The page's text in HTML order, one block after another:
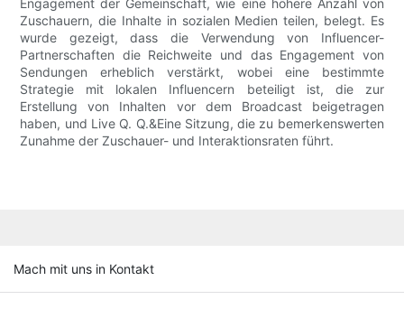
Engagement der Gemeinschaft, wie eine höhere Anzahl von
Zuschauern, die Inhalte in sozialen Medien teilen, belegt. Es
wurde gezeigt, dass die Verwendung von Influencer-
Partnerschaften die Reichweite und das Engagement von
Sendungen erheblich verstärkt, wobei eine bestimmte
Strategie mit lokalen Influencern beteiligt ist, die zur
Erstellung von Inhalten vor dem Broadcast beigetragen
haben, und Live Q. Q.&Eine Sitzung, die zu bemerkenswerten
Zunahme der Zuschauer- und Interaktionsraten führt.
Mach mit uns in Kontakt